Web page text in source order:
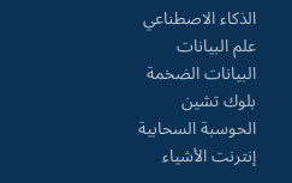
الذكاء الاصطناعي
علم البيانات
البيانات الضخمة
بلوك تشين
الحوسبة السحابية
إنترنت الأشياء